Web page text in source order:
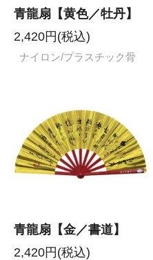
青龍扇【黄色／牡丹】
2,420円(税込)
ナイロン/プラスチック骨
青龍扇【金／書道】
2,420円(税込)